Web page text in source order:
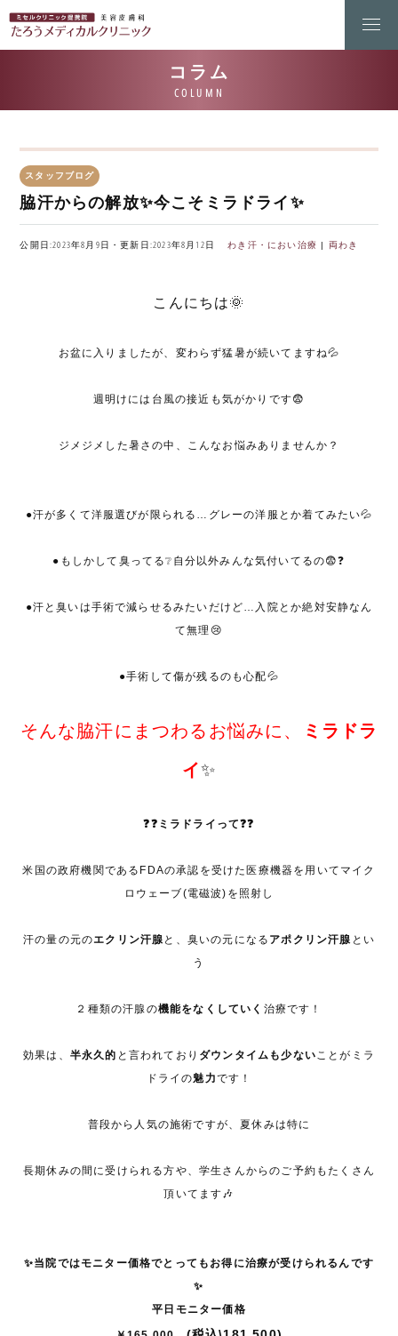
スタッフブログ
脇汗からの解放✨今こそミラドライ✨
公開日:2023年8月9日・更新日:2023年8月12日 わき汗・におい治療 | 両わき
こんにちは🌞
お盆に入りましたが、変わらず猛暑が続いてますね💦
週明けには台風の接近も気がかりです😨
ジメジメした暑さの中、こんなお悩みありませんか？
●汗が多くて洋服選びが限られる…グレーの洋服とか着てみたい💦
●もしかして臭ってる❔自分以外みんな気付いてるの😨❓
●汗と臭いは手術で減らせるみたいだけど…入院とか絶対安静なん
て無理😢
●手術して傷が残るのも心配💦
そんな脇汗にまつわるお悩みに、
ミラドラ
イ✨
❓❓ミラドライって❓❓
米国の政府機関であるFDAの承認を受けた医療機器を用いてマイク
ロウェーブ(電磁波)を照射し
汗の量の元のエクリン汗腺と、臭いの元になる アポクリン汗腺 とい
う
２種類の汗腺の機能をなくしていく 治療です！
効果は、 半永久的 と言われており ダウンタイムも少ないことが ミラ
ドライの魅力です！
普段から人気の施術ですが、夏休みは特に
長期休みの間に受けられる方や、学生さんからのご予約もたくさん
頂いてます🎶
✨当院ではモニター価格でとっても お得に治療が受けられるんです
✨
平日 モニター価格